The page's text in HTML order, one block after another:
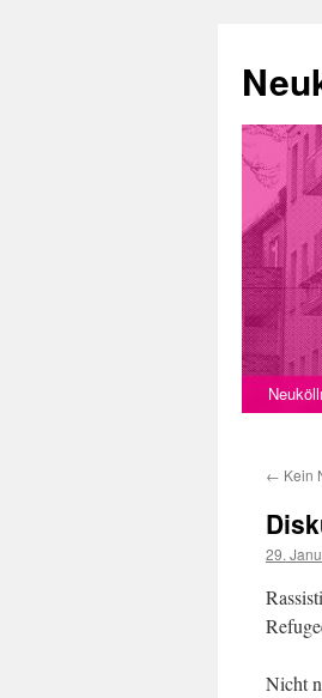
Zum
springen
← Kein
29.
Nicht